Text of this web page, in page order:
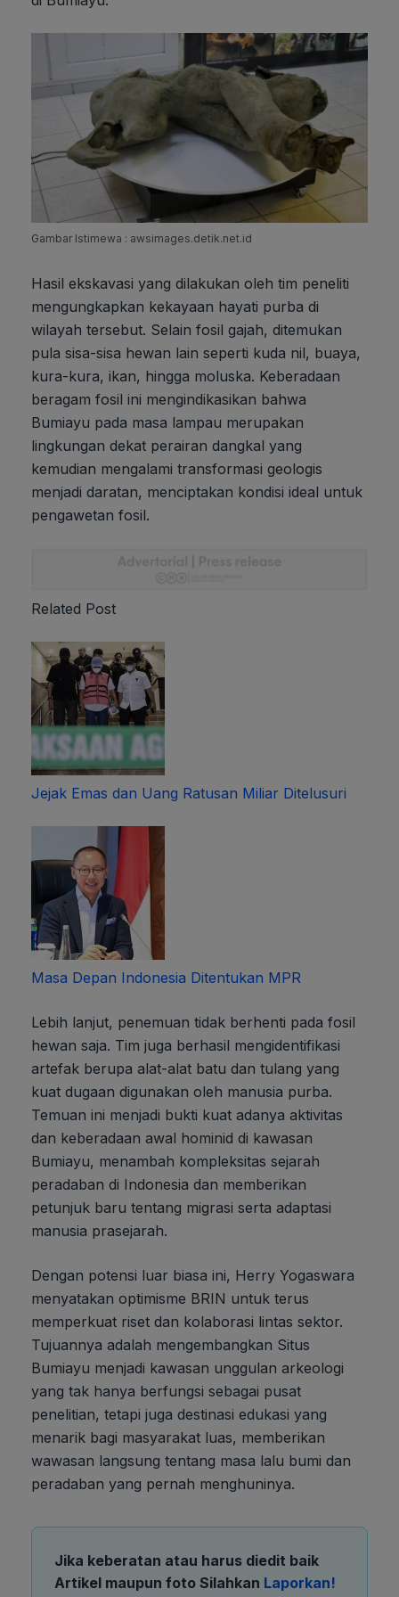
Gambar Istimewa : awsimages.detik.net.id
Hasil ekskavasi yang dilakukan oleh tim peneliti
mengungkapkan kekayaan hayati purba di
wilayah tersebut. Selain fosil gajah, ditemukan
pula sisa-sisa hewan lain seperti kuda nil, buaya,
kura-kura, ikan, hingga moluska. Keberadaan
beragam fosil ini mengindikasikan bahwa
Bumiayu pada masa lampau merupakan
lingkungan dekat perairan dangkal yang
kemudian mengalami transformasi geologis
menjadi daratan, menciptakan kondisi ideal untuk
pengawetan fosil.
Related Post
Jejak Emas dan Uang Ratusan Miliar Ditelusuri
Masa Depan Indonesia Ditentukan MPR
Lebih lanjut, penemuan tidak berhenti pada fosil
hewan saja. Tim juga berhasil mengidentifikasi
artefak berupa alat-alat batu dan tulang yang
kuat dugaan digunakan oleh manusia purba.
Temuan ini menjadi bukti kuat adanya aktivitas
dan keberadaan awal hominid di kawasan
Bumiayu, menambah kompleksitas sejarah
peradaban di Indonesia dan memberikan
petunjuk baru tentang migrasi serta adaptasi
manusia prasejarah.
Dengan potensi luar biasa ini, Herry Yogaswara
menyatakan optimisme BRIN untuk terus
memperkuat riset dan kolaborasi lintas sektor.
Tujuannya adalah mengembangkan Situs
Bumiayu menjadi kawasan unggulan arkeologi
yang tak hanya berfungsi sebagai pusat
penelitian, tetapi juga destinasi edukasi yang
menarik bagi masyarakat luas, memberikan
wawasan langsung tentang masa lalu bumi dan
peradaban yang pernah menghuninya.
Jika keberatan atau harus diedit baik
Artikel maupun foto Silahkan Laporkan!